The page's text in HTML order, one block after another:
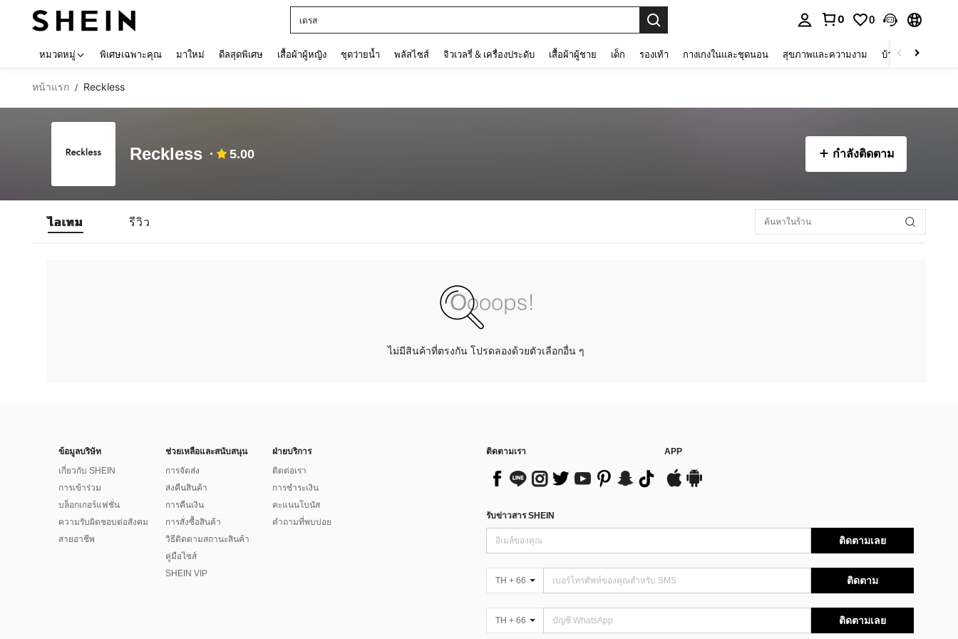
เดรส
0 0
หมวดหมู่ พิเศษเฉพาะคุณ มาใหม่ ดีลสุดพิเศษ เสื้อผ้าผู้หญิง ชุดว่ายน้ำ พลัสไซส์ จิวเวลรี่ & เครื่องประดับ เสื้อผ้าผู้ชาย เด็ก รองเท้า กางเกงในและชุดนอน สุขภาพและความงาม บ้านและที่อยู่อาศัย
หน้าแรก / Reckless
Reckless 5.00 กำลังติดตาม
ไอเทม รีวิว
ไม่มีสินค้าที่ตรงกัน โปรดลองด้วยตัวเลือกอื่น ๆ
ข้อมูลบริษัท
เกี่ยวกับ SHEIN
การเข้าร่วม
บล็อกเกอร์แฟชั่น
ความรับผิดชอบต่อสังคม
สายอาชีพ
ช่วยเหลือและสนับสนุน
การจัดส่ง
ส่งคืนสินค้า
การคืนเงิน
การสั่งซื้อสินค้า
วิธีติดตามสถานะสินค้า
คู่มือไซส์
SHEIN VIP
ฝ่ายบริการ
ติดต่อเรา
การชำระเงิน
คะแนนโบนัส
คำถามที่พบบ่อย
ติดตามเรา APP
รับข่าวสาร SHEIN
ติดตามเลย
TH + 66 ติดตาม
TH + 66 ติดตามเลย